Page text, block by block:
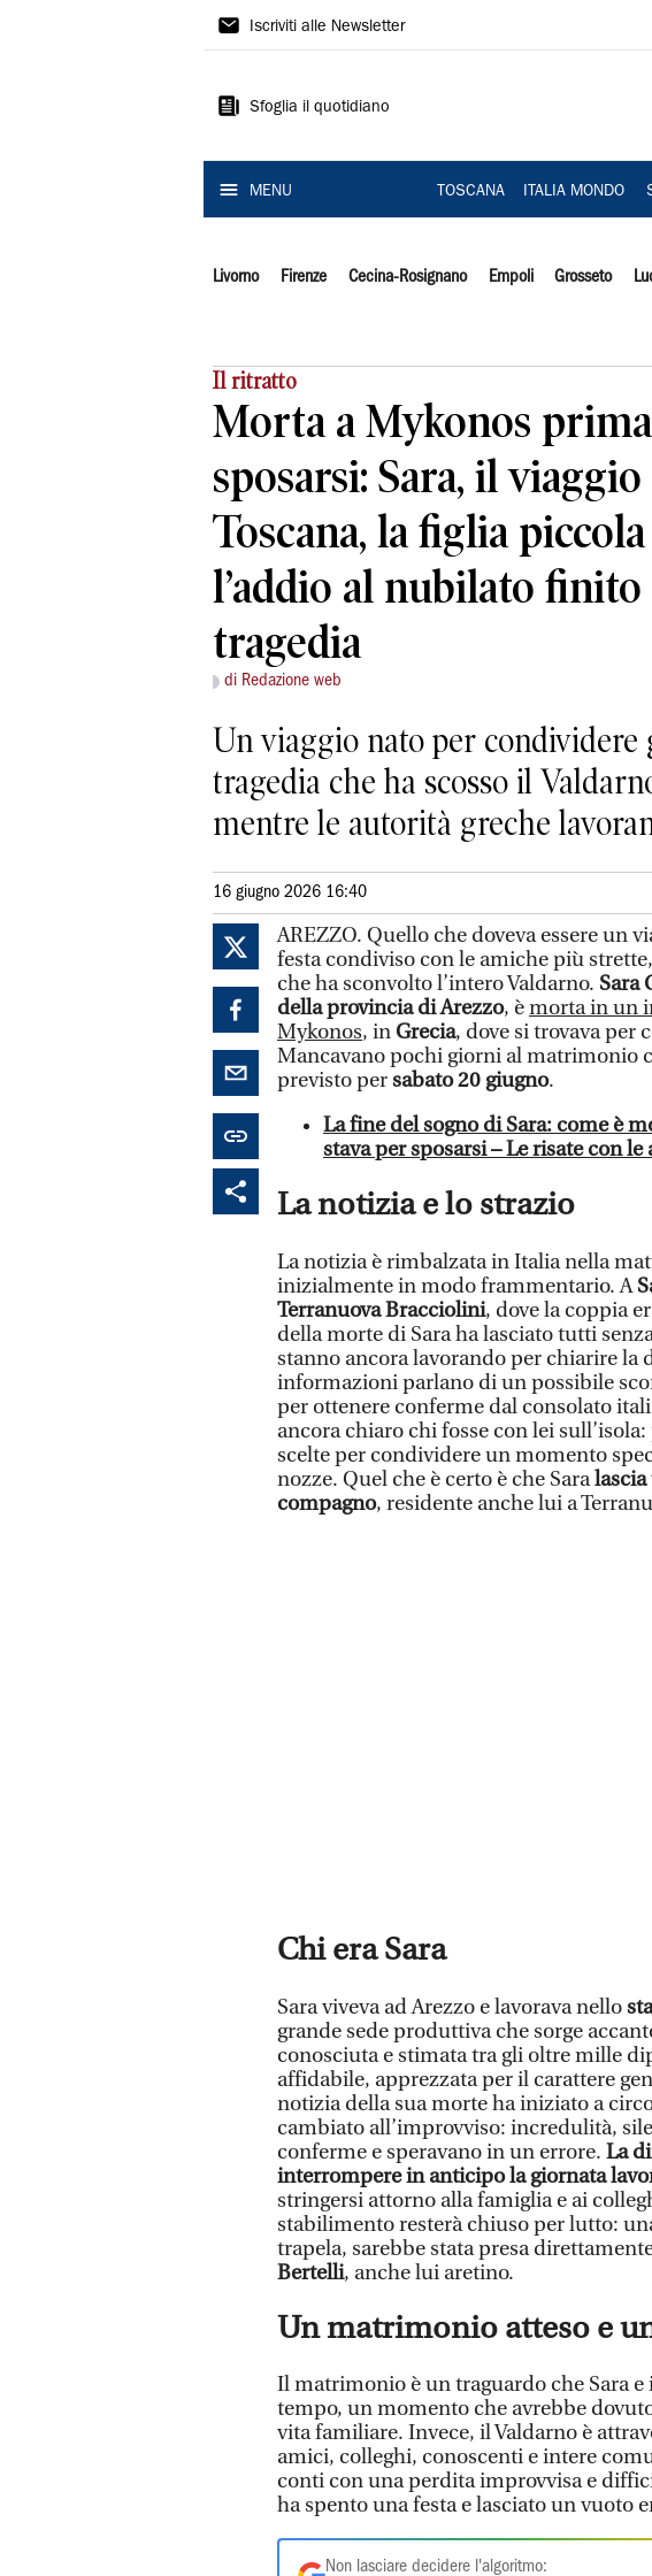
Il
Iscriviti alle Newsletter
Sfoglia il quotidiano
MENU TOSCANA ITALIA MONDO
Livorno Firenze Cecina-Rosignano Empoli Grosseto
Il ritratto
Morta a Mykonos
sposarsi: Sara, il
Toscana, la figlia
l’addio al nubilato
tragedia
di Redazione web
Un viaggio nato per
tragedia che ha scosso il
mentre le autorità greche
16 giugno 2026 16:40
AREZZO. Quello che doveva essere un
festa condiviso con le amiche più
che ha sconvolto l’intero Valdarno. Sara
della provincia di Arezzo, èmorta in un
Mykonos, inGrecia, dove si trovava per
Mancavano pochi giorni al matrimonio
previsto persabato 20 giugno.
La fine del sogno di Sara: come è
stava per sposarsi – Le risate con
La notizia e lo strazio
La notizia è rimbalzata in Italia nella
inizialmente in modo frammentario. A
Terranuova Bracciolini, dove la coppia
della morte di Sara ha lasciato tutti
stanno ancora lavorando per chiarire la
informazioni parlano di un possibile
per ottenere conferme dal consolato
ancora chiaro chi fosse con lei
scelte per condividere un momento
nozze. Quel che è certo è che Saralascia
compagno, residente anche lui a
Chi era Sara
Sara viveva ad Arezzo e lavorava nello
grande sede produttiva che sorge
conosciuta e stimata tra gli oltre mille
affidabile, apprezzata per il carattere
notizia della sua morte ha iniziato a
cambiato all’improvviso: incredulità,
conferme e speravano in un errore. La
interrompere in anticipo la giornata
stringersi attorno alla famiglia e ai
stabilimento resterà chiuso per lutto:
trapela, sarebbe stata presa
Bertelli, anche lui aretino.
Un matrimonio atteso e
Il matrimonio è un traguardo che Sara
tempo, un momento che avrebbe
vita familiare. Invece, il Valdarno è
amici, colleghi, conoscenti e intere
conti con una perdita improvvisa e
ha spento una festa e lasciato un vuoto
Non lasciare decidere l'algoritmo: